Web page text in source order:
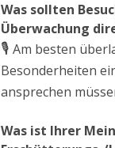
Was sollten
Überwachung
🎙️Am besten
Besonderheiten
ansprechen
Was ist Ihrer